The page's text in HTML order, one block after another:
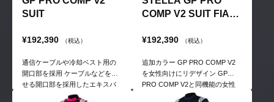
SUIT
¥192,390 （税込）
通信ケーブルや冷却ベスト用の
開口部を採用 ケーブルなどを通
せる開口部を採用したエキスパ
COMP V2 SUIT FIA
¥192,390 （税込）
追加カラー GP PRO COMP V2
を女性向けにリデザイン GP
PRO COMP V2と同機能の女性
用スーツ。ドライビングポジシ